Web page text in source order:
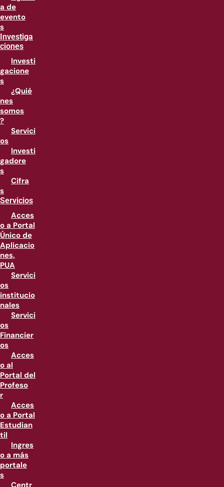
a de
evento
s
Investiga
ciones
Investi
gacione
s
¿Quié
nes
somos
?
Servici
os
Investi
gadore
s
Cifra
s
Servicios
Acces
o a Portal
Único de
Aplicacio
nes,
PUA
Servici
os
institucio
nales
Servici
os
Financier
os
Acces
o al
Portal del
Profeso
r
Acces
o a Portal
Estudian
til
Ingres
o a más
portale
s
Centr